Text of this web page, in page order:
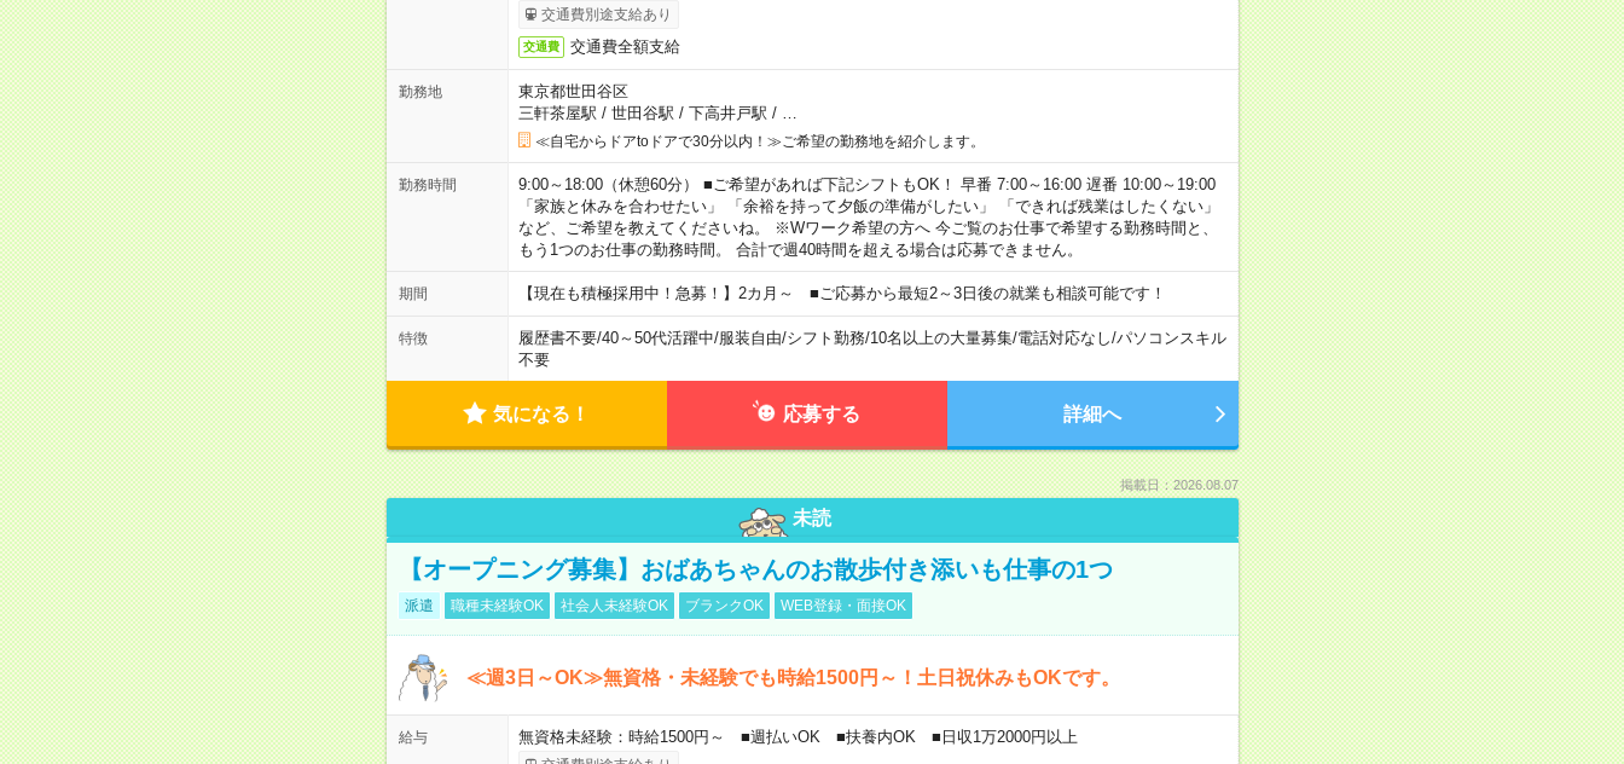
交通費別途支給あり
交通費 交通費全額支給
勤務地
東京都世田谷区
三軒茶屋駅 / 世田谷駅 / 下高井戸駅 /
≪自宅からドアtoドアで30分以内！≫ご希望の勤務地を紹介します。
勤務時間
9:00～18:00（休憩60分） ■ご希望があれば下記シフトもOK！ 早番 7:00～16:00 遅番 10:00～19:00
「家族と休みを合わせたい」 「余裕を持って夕飯の準備がしたい」 「できれば残業はしたくない」
など、ご希望を教えてくださいね。 ※Wワーク希望の方へ 今ご覧のお仕事で希望する勤務時間と、
もう1つのお仕事の勤務時間。 合計で週40時間を超える場合は応募できません。
期間 【現在も積極採用中！急募！】2カ月～ ■ご応募から最短2～3日後の就業も相談可能です！
特徴 履歴書不要/40～50代活躍中/服装自由/シフト勤務/10名以上の大量募集/電話対応なし/パソコンスキル
不要
気になる！ 応募する 詳細へ
掲載日：2026.08.07
未読
【オープニング募集】おばあちゃんのお散歩付き添いも仕事の1つ
派遣 職種未経験OK 社会人未経験OK ブランクOK WEB登録・面接OK
≪週3日～OK≫無資格・未経験でも時給1500円～！土日祝休みもOKです。
給与 無資格未経験：時給1500円～ ■週払いOK ■扶養内OK ■日収1万2000円以上